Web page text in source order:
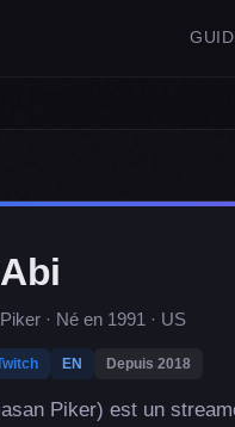
· Né en 1991 · US
EN Depuis 2018
Piker) est un